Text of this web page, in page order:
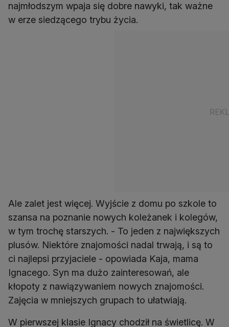
najmłodszym wpaja się dobre nawyki, tak ważne
w erze siedzącego trybu życia.
Ale zalet jest więcej. Wyjście z domu po szkole to
szansa na poznanie nowych koleżanek i kolegów,
w tym trochę starszych. - To jeden z największych
plusów. Niektóre znajomości nadal trwają, i są to
ci najlepsi przyjaciele - opowiada Kaja, mama
Ignacego. Syn ma dużo zainteresowań, ale
kłopoty z nawiązywaniem nowych znajomości.
Zajęcia w mniejszych grupach to ułatwiają.
W pierwszej klasie Ignacy chodził na świetlicę. W